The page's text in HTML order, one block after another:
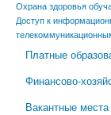
Охрана здоровья
Доступ к
Платные
Финансово-
Вакантные